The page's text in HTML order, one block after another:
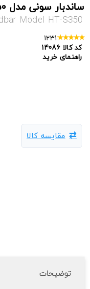
ساندبار سونی مدل HT-S350
Model HT-S350
1231
کد کالا 14086
راهنمای خرید
مقایسه کالا
توضیحات